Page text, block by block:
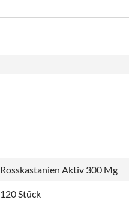
Rosskastanien Aktiv 300 Mg
120 Stück